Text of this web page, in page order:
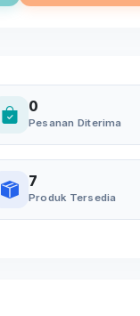
0
Pesanan Diterima
7
Produk Tersedia